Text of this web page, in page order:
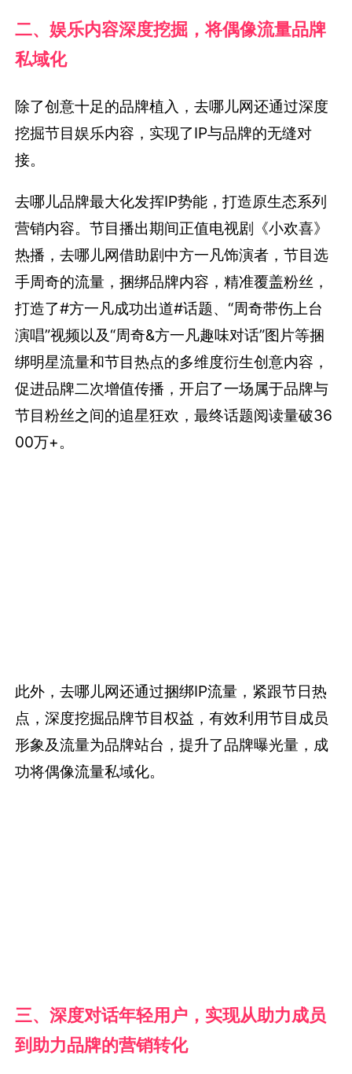
二、娱乐内容深度挖掘，将偶像流量品牌
私域化
除了创意十足的品牌植入，去哪儿网还通过深度
挖掘节目娱乐内容，实现了IP与品牌的无缝对
接。
去哪儿品牌最大化发挥IP势能，打造原生态系列
营销内容。节目播出期间正值电视剧《小欢喜》
热播，去哪儿网借助剧中方一凡饰演者，节目选
手周奇的流量，捆绑品牌内容，精准覆盖粉丝，
打造了#方一凡成功出道#话题、“周奇带伤上台
演唱”视频以及“周奇&方一凡趣味对话”图片等捆
绑明星流量和节目热点的多维度衍生创意内容，
促进品牌二次增值传播，开启了一场属于品牌与
节目粉丝之间的追星狂欢，最终话题阅读量破36
00万+。
此外，去哪儿网还通过捆绑IP流量，紧跟节日热
点，深度挖掘品牌节目权益，有效利用节目成员
形象及流量为品牌站台，提升了品牌曝光量，成
功将偶像流量私域化。
三、深度对话年轻用户，实现从助力成员
到助力品牌的营销转化